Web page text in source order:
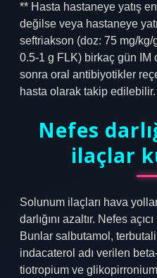
** Hasta hastaneye yatış
değilse veya hastaneye
seftriakson (doz: 75 mg/
0.5-1 g FLK) birkaç gün IM
sonra oral antibiyotikler
hasta olarak takip edilebilir.
Nefes
ilaçlar
Solunum ilaçları hava
darlığını azaltır. Nefes
Bunlar salbutamol,
indacaterol adı verilen
tiotropium ve